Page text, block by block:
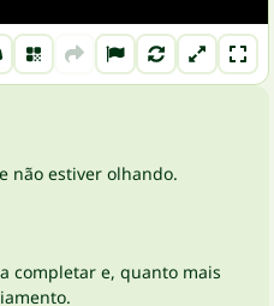
não estiver olhando.
completar e, quanto mais